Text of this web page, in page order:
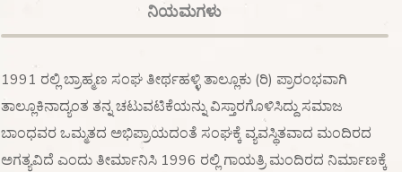
ನಿಯಮಗಳು
1991 ರಲ್ಲಿ ಬ್ರಾಹ್ಮಣ ಸಂಘ ತೀರ್ಥಹಳ್ಳಿ ತಾಲ್ಲೂಕು (ರಿ) ಪ್ರಾರಂಭವಾಗಿ
ತಾಲ್ಲೂಕಿನಾದ್ಯಂತ ತನ್ನ ಚಟುವಟಿಕೆಯನ್ನು ವಿಸ್ತಾರಗೊಳಿಸಿದ್ದು ಸಮಾಜ
ಬಾಂಧವರ ಒಮ್ಮತದ ಅಭಿಪ್ರಾಯದಂತೆ ಸಂಘಕ್ಕೆ ವ್ಯವಸ್ಥಿತವಾದ ಮಂದಿರದ
ಅಗತ್ಯವಿದೆ ಎಂದು ತೀರ್ಮಾನಿಸಿ 1996 ರಲ್ಲಿ ಗಾಯತ್ರಿ ಮಂದಿರದ ನಿರ್ಮಾಣಕ್ಕೆ